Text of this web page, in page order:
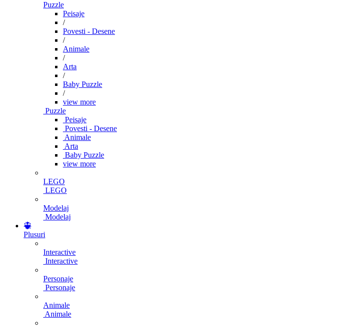
Puzzle
Peisaje
/
Povesti - Desene
/
Animale
/
Arta
/
Baby Puzzle
/
view more
Puzzle
Peisaje
Povesti - Desene
Animale
Arta
Baby Puzzle
view more
LEGO
LEGO
Modelaj
Modelaj
Plusuri
Interactive
Interactive
Personaje
Personaje
Animale
Animale